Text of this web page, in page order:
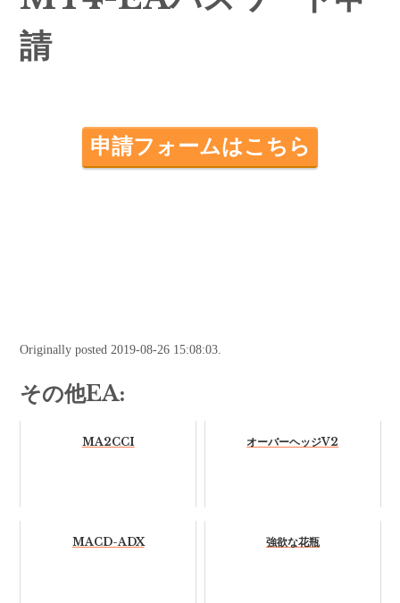
請
申請フォームはこちら
Originally posted 2019-08-26 15:08:03.
その他EA:
MA2CCI オーバーヘッジV2
MACD-ADX 強欲な花瓶